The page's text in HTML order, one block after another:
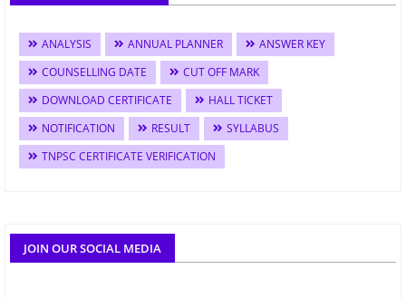
ANALYSIS ANNUAL PLANNER
ANSWER KEY
COUNSELLING DATE
CUT OFF MARK
DOWNLOAD CERTIFICATE
HALL TICKET
NOTIFICATION
RESULT
SYLLABUS
TNPSC CERTIFICATE VERIFICATION
JOIN OUR SOCIAL MEDIA